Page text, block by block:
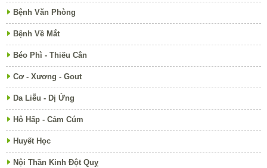
Bệnh Văn Phòng
Bệnh Về Mắt
Béo Phì - Thiếu Cân
Cơ - Xương - Gout
Da Liễu - Dị Ứng
Hô Hấp - Cảm Cúm
Huyết Học
Nội Thần Kinh Đột Quỵ